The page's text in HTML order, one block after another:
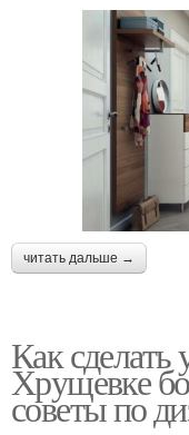
читать дальше →
Как
Хрущевке
советы по